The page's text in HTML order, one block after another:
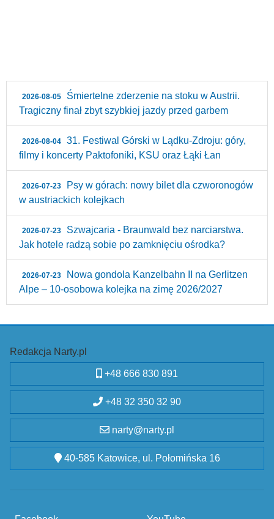
2026-08-05
Śmiertelne zderzenie na stoku w Austrii.
Tragiczny finał zbyt szybkiej jazdy przed garbem
2026-08-04
31. Festiwal Górski w Lądku-Zdroju: góry,
filmy i koncerty Paktofoniki, KSU oraz Łąki Łan
2026-07-23
Psy w górach: nowy bilet dla czworonogów
w austriackich kolejkach
2026-07-23
Szwajcaria - Braunwald bez narciarstwa.
Jak hotele radzą sobie po zamknięciu ośrodka?
2026-07-23
Nowa gondola Kanzelbahn II na Gerlitzen
Alpe – 10‑osobowa kolejka na zimę 2026/2027
Redakcja Narty.pl
+48 666 830 891
+48 32 350 32 90
narty@narty.pl
40-585 Katowice, ul. Połomińska 16